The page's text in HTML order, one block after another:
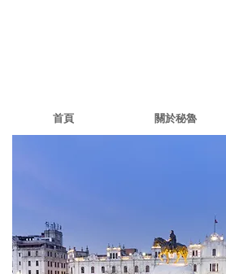
首頁 關於秘魯